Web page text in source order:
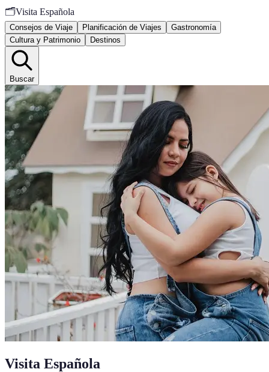
🗂️Visita Española
Consejos de Viaje Planificación de Viajes
Gastronomía
Cultura y Patrimonio
Destinos
Buscar
Visita Española